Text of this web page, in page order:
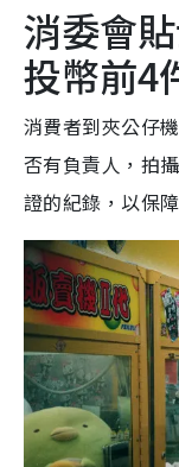
消委會
投幣前4
消費者到夾公仔
否有負責人，拍
證的紀錄，以保